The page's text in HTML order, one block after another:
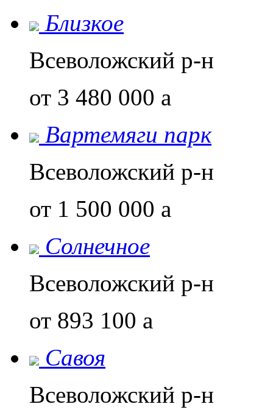
Близкое
Всеволожский р-н
от 3 480 000 a
Вартемяги парк
Всеволожский р-н
от 1 500 000 a
Солнечное
Всеволожский р-н
от 893 100 a
Савоя
Всеволожский р-н